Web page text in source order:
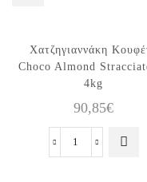
Χατζηγιαννάκη
Choco Almond
4kg
90,85€
Χατζηγιαννάκη